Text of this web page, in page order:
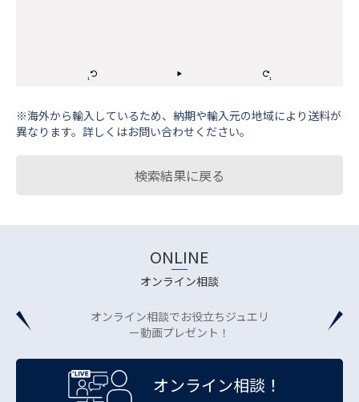
※海外から輸⼊しているため、納期や輸⼊元の地域により送料が
異なります。詳しくはお問い合わせください。
検索結果に戻る
ONLINE
オンライン相談
オンライン相談でお役立ちジュエリ
ー動画プレゼント！
オンライン相談！